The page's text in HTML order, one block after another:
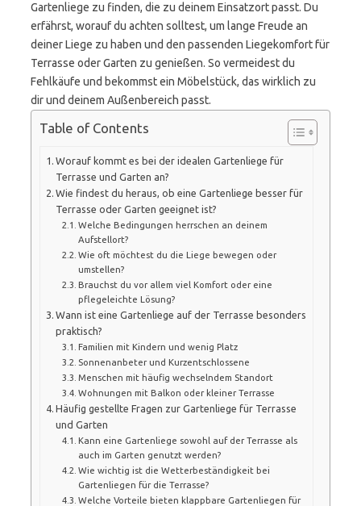
Gartenliege zu finden, die zu deinem Einsatzort passt. Du
erfährst, worauf du achten solltest, um lange Freude an
deiner Liege zu haben und den passenden Liegekomfort für
Terrasse oder Garten zu genießen. So vermeidest du
Fehlkäufe und bekommst ein Möbelstück, das wirklich zu
dir und deinem Außenbereich passt.
Table of Contents
Worauf kommt es bei der idealen Gartenliege für
Terrasse und Garten an?
Wie findest du heraus, ob eine Gartenliege besser für
Terrasse oder Garten geeignet ist?
Welche Bedingungen herrschen an deinem
Aufstellort?
Wie oft möchtest du die Liege bewegen oder
umstellen?
Brauchst du vor allem viel Komfort oder eine
pflegeleichte Lösung?
Wann ist eine Gartenliege auf der Terrasse besonders
praktisch?
Familien mit Kindern und wenig Platz
Sonnenanbeter und Kurzentschlossene
Menschen mit häufig wechselndem Standort
Wohnungen mit Balkon oder kleiner Terrasse
Häufig gestellte Fragen zur Gartenliege für Terrasse
und Garten
Kann eine Gartenliege sowohl auf der Terrasse als
auch im Garten genutzt werden?
Wie wichtig ist die Wetterbeständigkeit bei
Gartenliegen für die Terrasse?
Welche Vorteile bieten klappbare Gartenliegen für